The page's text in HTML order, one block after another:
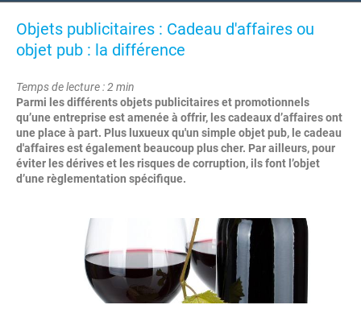
Objets publicitaires : Cadeau d'affaires ou
objet pub : la différence
Temps de lecture : 2 min
Parmi les différents objets publicitaires et promotionnels
qu’une entreprise est amenée à offrir, les cadeaux d’affaires ont
une place à part. Plus luxueux qu'un simple objet pub, le cadeau
d'affaires est également beaucoup plus cher. Par ailleurs, pour
éviter les dérives et les risques de corruption, ils font l’objet
d’une règlementation spécifique.